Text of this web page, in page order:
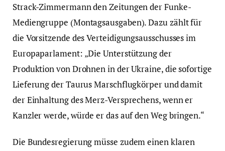
Strack-Zimmermann den Zeitungen der Funke-
Mediengruppe (Montagsausgaben). Dazu zählt für
die Vorsitzende des Verteidigungsausschusses im
Europaparlament: „Die Unterstützung der
Produktion von Drohnen in der Ukraine, die sofortige
Lieferung der Taurus Marschflugkörper und damit
der Einhaltung des Merz-Versprechens, wenn er
Kanzler werde, würde er das auf den Weg bringen.“
Die Bundesregierung müsse zudem einen klaren